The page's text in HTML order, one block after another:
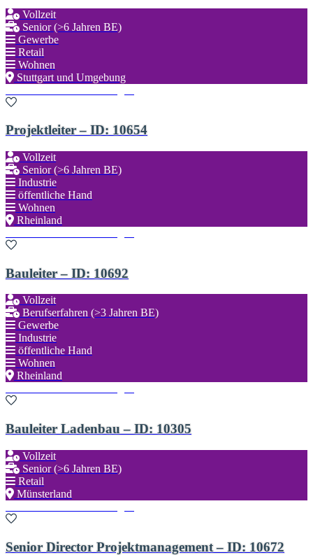
Vollzeit
Senior (>6 Jahren BE)
Gewerbe
Retail
Wohnen
Stuttgart und Umgebung
Projektleiter – ID: 10654
Vollzeit
Senior (>6 Jahren BE)
Industrie
öffentliche Hand
Wohnen
Rheinland
Bauleiter – ID: 10692
Vollzeit
Berufserfahren (>3 Jahren BE)
Gewerbe
Industrie
öffentliche Hand
Wohnen
Rheinland
Bauleiter Ladenbau – ID: 10305
Vollzeit
Senior (>6 Jahren BE)
Retail
Münsterland
Senior Director Projektmanagement – ID: 10672